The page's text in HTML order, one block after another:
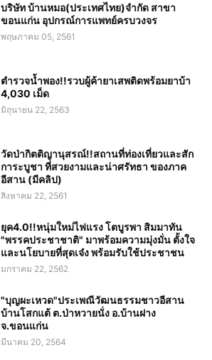
บริษัท บ้านหมอ(ประเทศไทย)จำกัด สาขา
ขอนแก่น อุปกรณ์การแพทย์ครบวงจร
พฤษภาคม 05, 2561
ตำรวจน้ำพอง!!รวบผู้ค้ายาเสพติดพร้อมยาบ้า
4,030 เม็ด
มิถุนายน 22, 2563
วัดป่ากิตติญานุสรณ์!!สถานที่ท่องเที่ยวและสัก
การะบูชา ที่สวยงามและน่าศรัทธา ของภาค
อีสาน (มีคลิป)
สิงหาคม 22, 2561
ยุค4.0!!หนุ่มใหม่ไฟแรง โตบูรพา สิมมาทัน
"พรรคประชาชาติ" มาพร้อมความมุ่งมั่น ตั้งใจ
และนโยบายที่สุดเจ๋ง พร้อมรับใช้ประชาชน
มกราคม 22, 2562
"บุญผะเหวด"ประเพณีวัฒนธรรมชาวอีสาน
บ้านโสกแต้ ต.ป่าหวายนั่ง อ.บ้านฝาง
จ.ขอนแก่น
มีนาคม 20, 2564